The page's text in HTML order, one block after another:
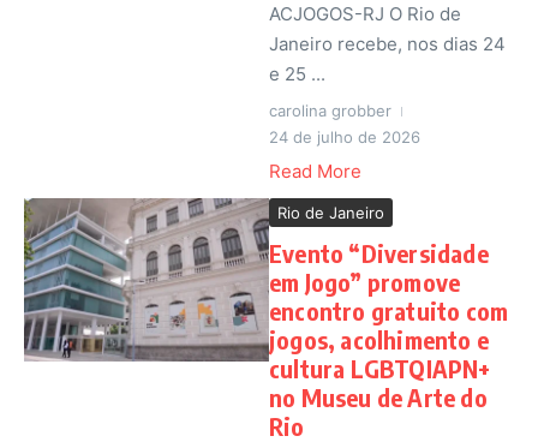
ACJOGOS-RJ O Rio de
Janeiro recebe, nos dias 24
e 25 ...
carolina grobber
24 de julho de 2026
Read More
Rio de Janeiro
Evento “Diversidade
em Jogo” promove
encontro gratuito com
jogos, acolhimento e
cultura LGBTQIAPN+
no Museu de Arte do
Rio